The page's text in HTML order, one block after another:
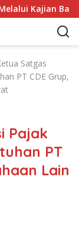
Kajian Bank
Satgas
PT CDE Grup,
Pajak
PT
Lain